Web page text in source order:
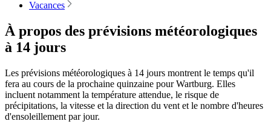
Vacances
À propos des prévisions météorologiques
à 14 jours
Les prévisions météorologiques à 14 jours montrent le temps qu'il
fera au cours de la prochaine quinzaine pour Wartburg. Elles
incluent notamment la température attendue, le risque de
précipitations, la vitesse et la direction du vent et le nombre d'heures
d'ensoleillement par jour.